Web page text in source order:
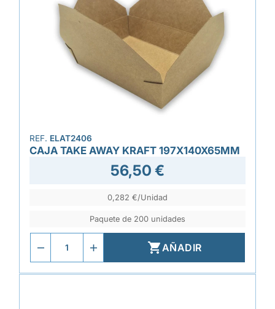
REF. ELAT2406
CAJA TAKE AWAY KRAFT 197X140X65MM
56,50 €
0,282 €/Unidad
Paquete de 200 unidades
AÑADIR